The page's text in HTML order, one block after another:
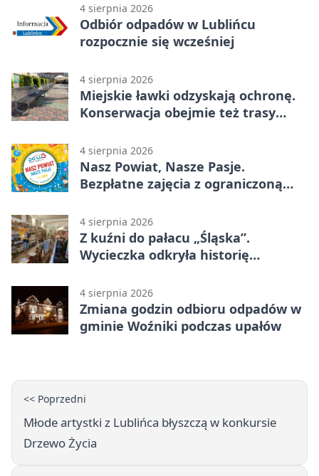
4 sierpnia 2026
Odbiór odpadów w Lublińcu
rozpocznie się wcześniej
4 sierpnia 2026
Miejskie ławki odzyskają ochronę.
Konserwacja obejmie też trasy
4 sierpnia 2026
Nasz Powiat, Nasze Pasje.
Bezpłatne zajęcia z ograniczoną
4 sierpnia 2026
Z kuźni do pałacu „Śląska”.
Wycieczka odkryła historię
4 sierpnia 2026
Zmiana godzin odbioru odpadów w
gminie Woźniki podczas upałów
<< Poprzedni
Młode artystki z Lublińca błyszczą w konkursie
Drzewo Życia